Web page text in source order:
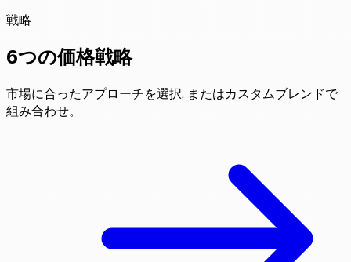
戦略
6つの価格戦略
市場に合ったアプローチを選択, またはカスタムブレンドで
組み合わせ。